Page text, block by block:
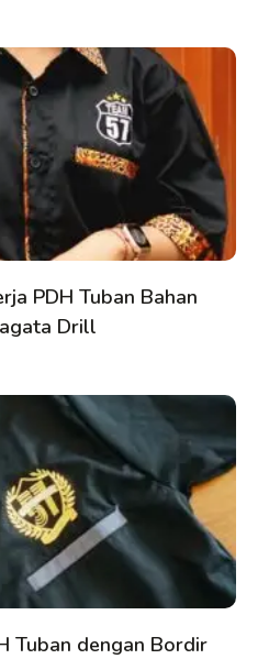
PDH Tuban Bahan
Drill
Tuban dengan Bordir